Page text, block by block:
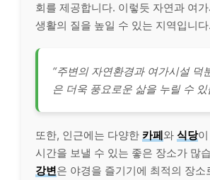
회를 제공합니다. 이렇듯 자연과 여
생활의 질을 높일 수 있는 지역입니다.
“주변의 자연환경과 여가시설 덕
은 더욱 풍요로운 삶을 누릴 수 있
또한, 인근에는 다양한 카페와 식당
시간을 보낼 수 있는 좋은 장소가 많
강변은 야경을 즐기기에 최적의 장소